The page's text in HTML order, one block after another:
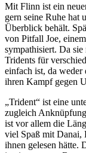
Mit Flinn ist ein
gern seine Ruhe hat
Überblick behält.
von Pitfall Joe,
sympathisiert. Da
Tridents für
einfach ist, da weder
ihren Kampf gegen
„Trident“ ist eine
zugleich
ist vor allem die
viel Spaß mit Danai,
ihnen gelesen hätte.